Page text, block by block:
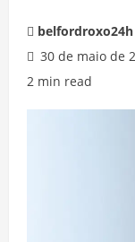
belfordroxo24h
30 de maio de
2 min read